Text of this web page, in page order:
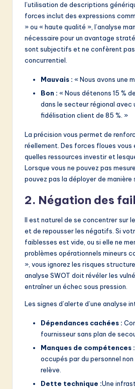
l’utilisation de descriptions
forces inclut des expressions
» ou « haute qualité », l’analyse
nécessaire pour un avantage
sont subjectifs et ne confèrent pas
concurrentiel.
Mauvais : « Nous avons une
Bon : « Nous détenons 15 %
dans le secteur régional avec
fidélisation client de 85 %. »
La précision vous permet de
réellement. Des forces floues vous
quelles ressources investir et
Lorsque vous ne pouvez pas
pouvez pas la déployer de manière
2. Négation des
Il est naturel de se concentrer sur
et de repousser les négatifs. Si
faiblesses est vide, ou si elle ne
problèmes opérationnels mineurs
», vous ignorez les risques
analyse SWOT doit révéler les
entraîner un échec sous pression.
Les signes d’alerte d’une analyse
Dépendances cachées :
fournisseur sans plan de
Manques de compétences :
occupés par du personnel
relève.
Dette technique :Une